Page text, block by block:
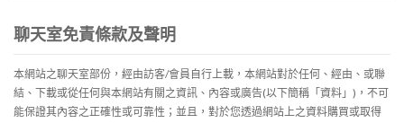
聊天室免責條款及聲明
本網站之聊天室部份，經由訪客/會員自行上載，本網站對於任何、經由、或聯
結、下載或從任何與本網站有關之資訊、內容或廣告(以下簡稱「資料」)，不可
能保證其內容之正確性或可靠性；並且，對於您透過網站上之資料購買或取得